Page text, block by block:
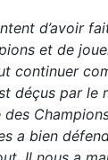
d’avoir
et de
continuer
déçus par le
des
a bien